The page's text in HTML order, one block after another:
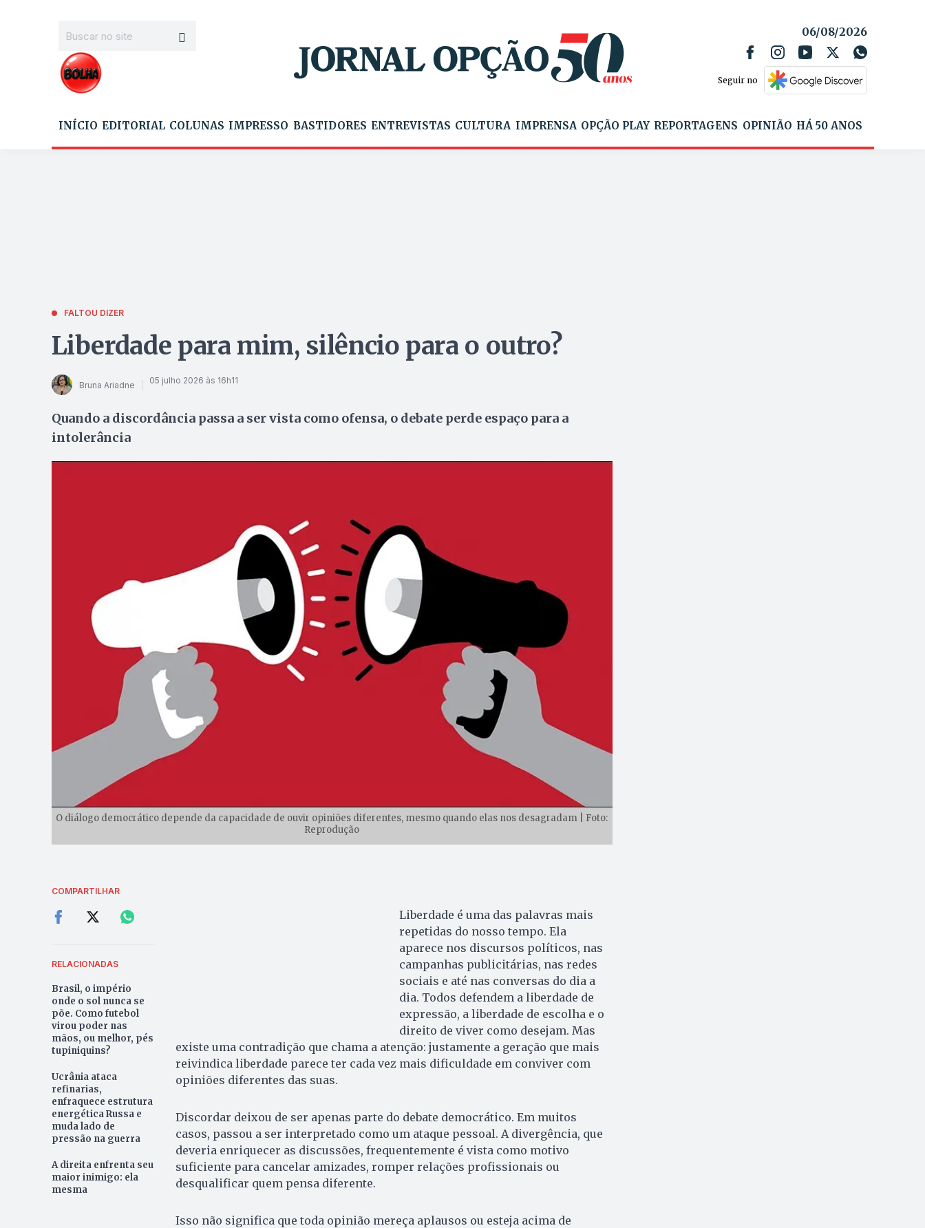
06/08/2026
Seguir no
INÍCIO EDITORIAL COLUNAS IMPRESSO BASTIDORES ENTREVISTAS CULTURA IMPRENSA OPÇÃO PLAY REPORTAGENS OPINIÃO HÁ 50 ANOS
FALTOU DIZER
Liberdade para mim, silêncio para o outro?
Bruna Ariadne 05 julho 2026 às 16h11
Quando a discordância passa a ser vista como ofensa, o debate perde espaço para a
intolerância
O diálogo democrático depende da capacidade de ouvir opiniões diferentes, mesmo quando elas nos desagradam | Foto:
Reprodução
COMPARTILHAR
RELACIONADAS
Brasil, o império
onde o sol nunca se
põe. Como futebol
virou poder nas
mãos, ou melhor, pés
tupiniquins?
Ucrânia ataca
refinarias,
enfraquece estrutura
energética Russa e
muda lado de
pressão na guerra
A direita enfrenta seu
maior inimigo: ela
mesma
Liberdade é uma das palavras mais
repetidas do nosso tempo. Ela
aparece nos discursos políticos, nas
campanhas publicitárias, nas redes
sociais e até nas conversas do dia a
dia. Todos defendem a liberdade de
expressão, a liberdade de escolha e o
direito de viver como desejam. Mas
existe uma contradição que chama a atenção: justamente a geração que mais
reivindica liberdade parece ter cada vez mais dificuldade em conviver com
opiniões diferentes das suas.
Discordar deixou de ser apenas parte do debate democrático. Em muitos
casos, passou a ser interpretado como um ataque pessoal. A divergência, que
deveria enriquecer as discussões, frequentemente é vista como motivo
suficiente para cancelar amizades, romper relações profissionais ou
desqualificar quem pensa diferente.
Isso não significa que toda opinião mereça aplausos ou esteja acima de